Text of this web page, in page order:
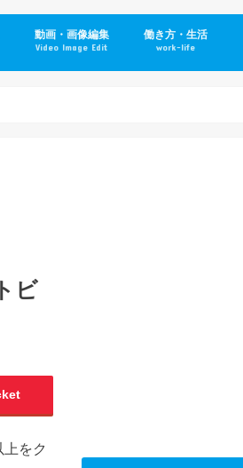
動画・画像編集
Video Image Edit
働き方・生活
work-life
ビ
をク